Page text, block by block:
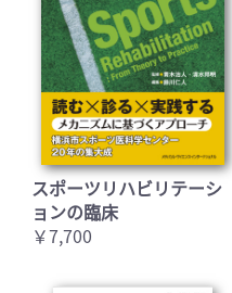
スポーツリハビリテーシ
ョンの臨床
￥7,700